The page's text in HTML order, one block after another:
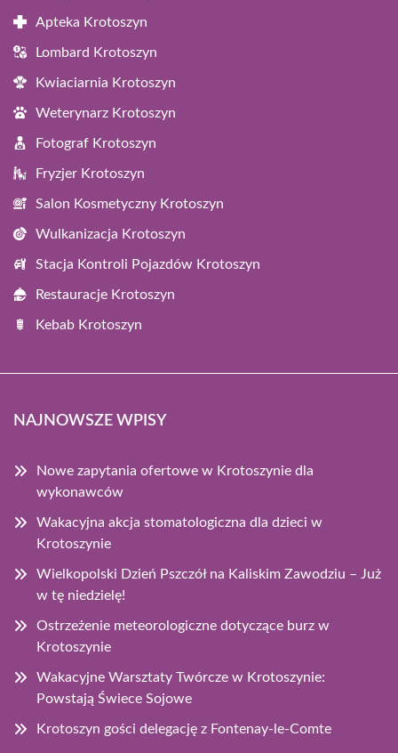
Apteka Krotoszyn
Lombard Krotoszyn
Kwiaciarnia Krotoszyn
Weterynarz Krotoszyn
Fotograf Krotoszyn
Fryzjer Krotoszyn
Salon Kosmetyczny Krotoszyn
Wulkanizacja Krotoszyn
Stacja Kontroli Pojazdów Krotoszyn
Restauracje Krotoszyn
Kebab Krotoszyn
NAJNOWSZE WPISY
Nowe zapytania ofertowe w Krotoszynie dla
wykonawców
Wakacyjna akcja stomatologiczna dla dzieci w
Krotoszynie
Wielkopolski Dzień Pszczół na Kaliskim Zawodziu – Już
w tę niedzielę!
Ostrzeżenie meteorologiczne dotyczące burz w
Krotoszynie
Wakacyjne Warsztaty Twórcze w Krotoszynie:
Powstają Świece Sojowe
Krotoszyn gości delegację z Fontenay-le-Comte